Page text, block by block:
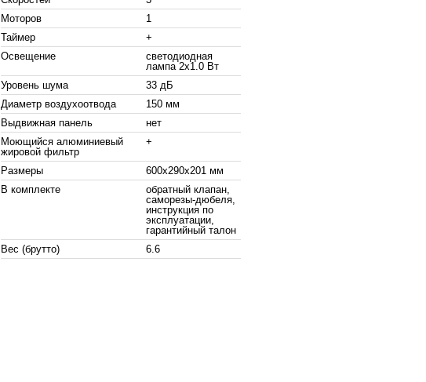
Моторов
1
Таймер
+
Освещение
светодиодная
лампа 2x1.0 Вт
Уровень шума
33 дБ
Диаметр воздухоотвода
150 мм
Выдвижная панель
нет
Моющийся алюминиевый
жировой фильтр
+
Размеры
600x290x201 мм
В комплекте
обратный клапан,
саморезы-дюбеля,
инструкция по
эксплуатации,
гарантийный талон
Вес (брутто)
6.6